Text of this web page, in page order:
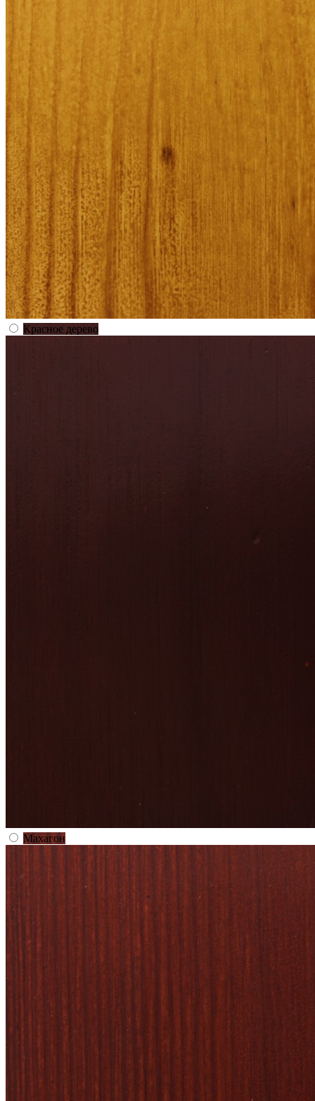
Красное дерево
Махагон